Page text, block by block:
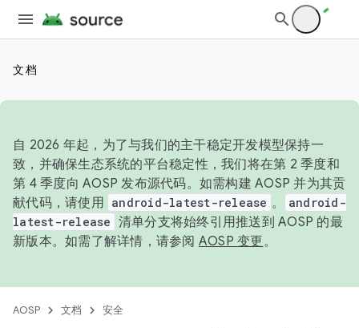
文档
自 2026 年起，为了与我们的主干稳定开发模型保持一
致，并确保生态系统的平台稳定性，我们将在第 2 季度和
第 4 季度向 AOSP 发布源代码。如需构建 AOSP 并为其贡
献代码，请使用 android-latest-release 。
android-
latest-release 清单分支将始终引用推送到 AOSP 的最
新版本。如需了解详情，请参阅 AOSP 变更。
AOSP 文档 安全